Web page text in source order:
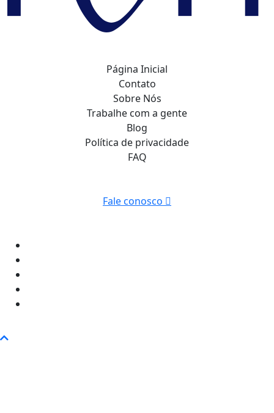
Página Inicial
Contato
Sobre Nós
Trabalhe com a gente
Blog
Política de privacidade
FAQ
Fale conosco